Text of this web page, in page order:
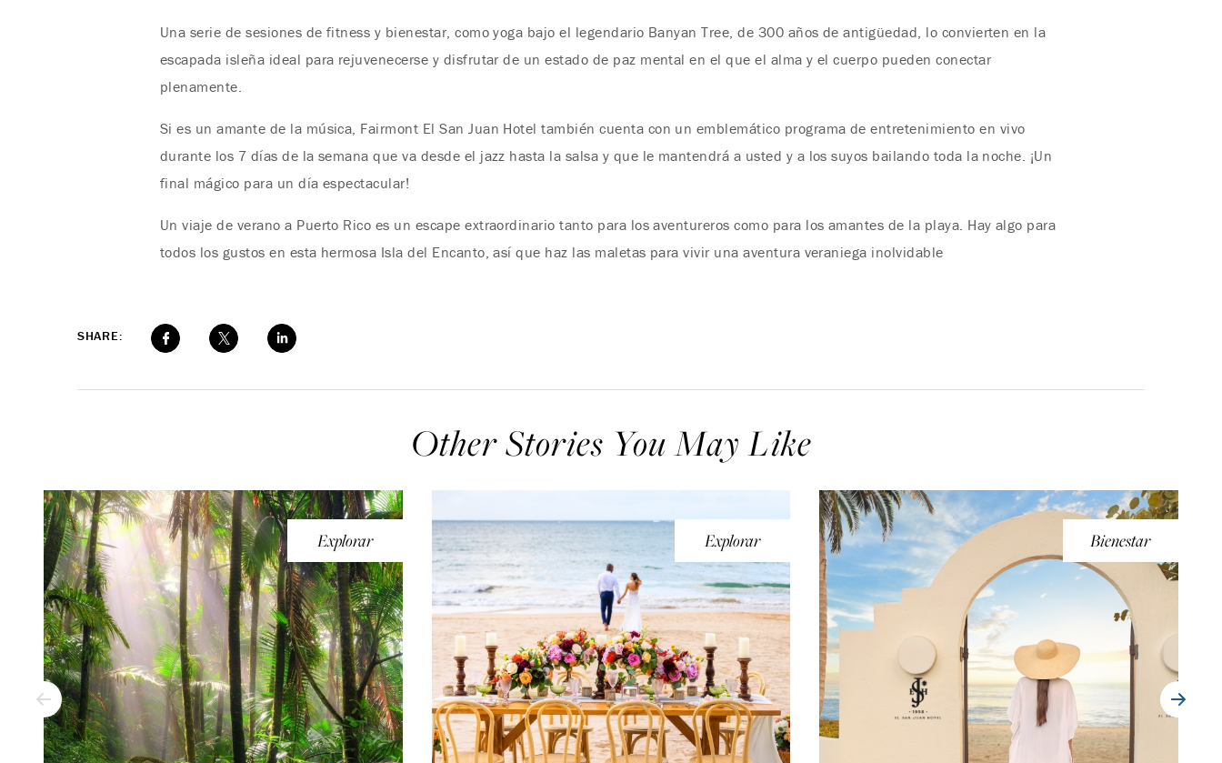
Una serie de sesiones de fitness y bienestar, como yoga bajo el legendario Banyan Tree, de 300 años de antigüedad, lo convierten en la
escapada isleña ideal para rejuvenecerse y disfrutar de un estado de paz mental en el que el alma y el cuerpo pueden conectar
plenamente.
Si es un amante de la música, Fairmont El San Juan Hotel también cuenta con un emblemático programa de entretenimiento en vivo
durante los 7 días de la semana que va desde el jazz hasta la salsa y que le mantendrá a usted y a los suyos bailando toda la noche. ¡Un
final mágico para un día espectacular!
Un viaje de verano a Puerto Rico es un escape extraordinario tanto para los aventureros como para los amantes de la playa. Hay algo para
todos los gustos en esta hermosa Isla del Encanto, así que haz las maletas para vivir una aventura veraniega inolvidable
SHARE:
Other Stories You May Like
Explorar Explorar Bienestar